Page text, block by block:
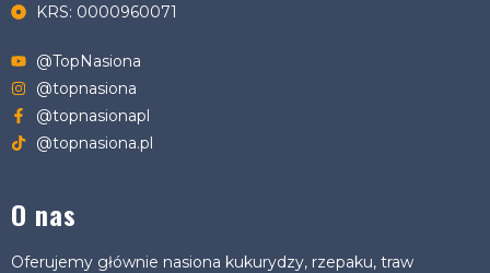
KRS: 0000960071
@TopNasiona
@topnasiona
@topnasionapl
@topnasiona.pl
O nas
Oferujemy głównie nasiona kukurydzy, rzepaku, traw